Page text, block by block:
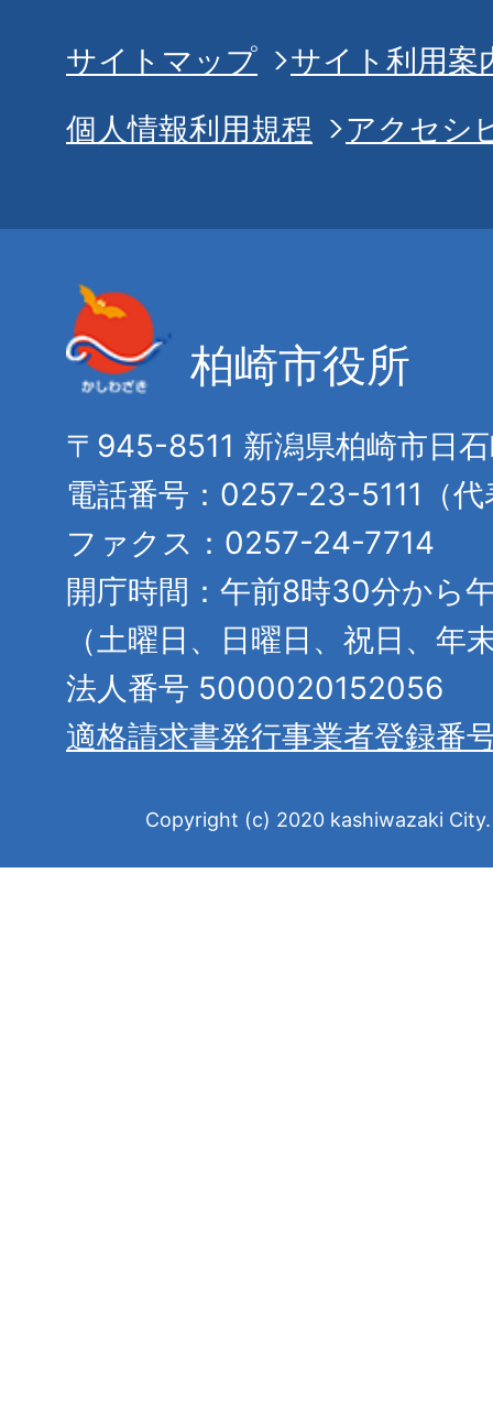
サイトマップ
サイト利用案
個人情報利用規程
アクセシ
柏崎市役所
〒945-8511 新潟県柏崎市日
電話番号：0257-23-5111（代
ファクス：0257-24-7714
開庁時間：午前8時30分から
（土曜日、日曜日、祝日、年
法人番号 5000020152056
適格請求書発行事業者登録番
Copyright (c) 2020 kashiwazaki